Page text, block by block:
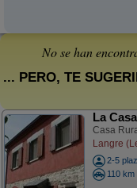
No se han
... PERO, TE
La
Casa
Langre
2-5
110 km